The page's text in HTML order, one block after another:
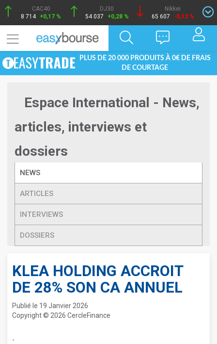
CAC40
8 714 +0,17 %
DJ30
54 037
+0,28 %
Nikkei
65 607
-0,12 %
PLUS DE 20 000 PRODUITS À 0€ DE FRAIS
DE COURTAGE
Espace International - News,
articles, interviews et
dossiers
NEWS
ARTICLES
INTERVIEWS
DOSSIERS
KLEA HOLDING ACCROIT
DE 28% SON CA ANNUEL
Publié le 19 Janvier 2026
Copyright © 2026 CercleFinance
-